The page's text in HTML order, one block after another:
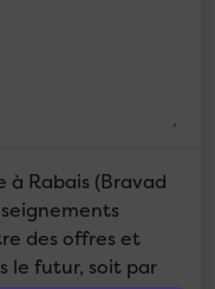
à Rabais (Bravad
des offres et
le futur, soit par